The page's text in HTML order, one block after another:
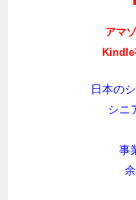
アマ
Kindle
日本の
シニ
事